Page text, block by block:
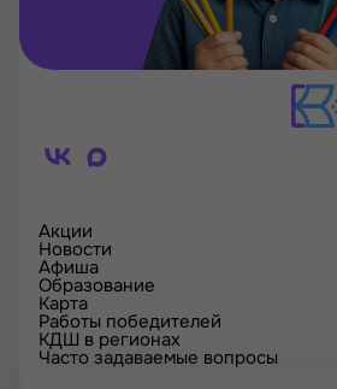
Акции
Новости
Афиша
Образование
Карта
Работы победителей
КДШ в регионах
Часто задаваемые вопросы
Проверка сертификата